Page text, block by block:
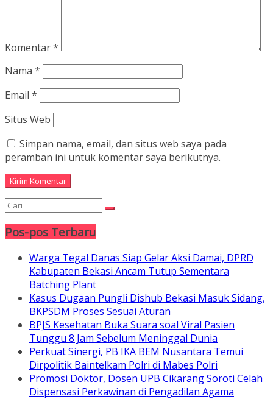
Komentar*
Nama *
Email *
Situs Web
Simpan nama, email, dan situs web saya pada
peramban ini untuk komentar saya berikutnya.
Pos-pos Terbaru
Warga Tegal Danas Siap Gelar Aksi Damai, DPRD
Kabupaten Bekasi Ancam Tutup Sementara
Batching Plant
Kasus Dugaan Pungli Dishub Bekasi Masuk Sidang,
BKPSDM Proses Sesuai Aturan
BPJS Kesehatan Buka Suara soal Viral Pasien
Tunggu 8 Jam Sebelum Meninggal Dunia
Perkuat Sinergi, PB IKA BEM Nusantara Temui
Dirpolitik Baintelkam Polri di Mabes Polri
Promosi Doktor, Dosen UPB Cikarang Soroti Celah
Dispensasi Perkawinan di Pengadilan Agama